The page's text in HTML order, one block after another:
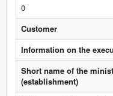
0
Customer
Information on the
Short name of the
(establishment)